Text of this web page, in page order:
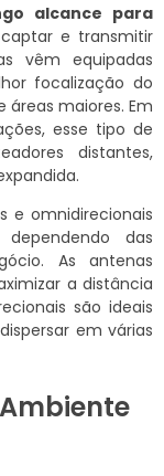
alcance para
e transmitir
vêm equipadas
focalização do
maiores. Em
esse tipo de
distantes,
e omnidirecionais
das
As antenas
a distância
são ideais
em várias